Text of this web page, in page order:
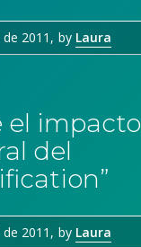
2011 by Laura
el impacto
del
2011 by Laura